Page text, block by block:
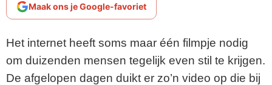
Maak ons je Google-favoriet
Het internet heeft soms maar één filmpje nodig
om duizenden mensen tegelijk even stil te krijgen.
De afgelopen dagen duikt er zo’n video op die bij